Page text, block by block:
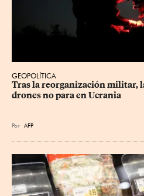
GEOPOLÍTICA
Tras la reorganización militar,
drones no para en Ucrania
Por AFP